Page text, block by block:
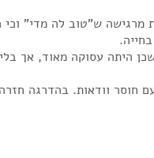
מרגישה ש"טוב לה מדי"
היתה עסוקה מאוד, אך
חוסר וודאות. בהדרגה